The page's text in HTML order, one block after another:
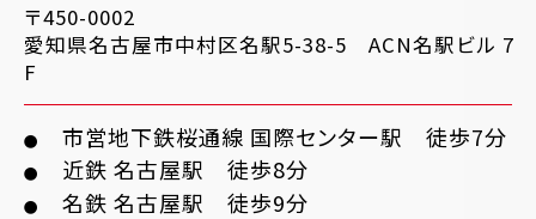
〒450-0002
愛知県名古屋市中村区名駅5-38-5 ACN名駅ビル 7
F
● 市営地下鉄桜通線 国際センター駅 徒歩7分
● 近鉄 名古屋駅 徒歩8分
● 名鉄 名古屋駅 徒歩9分